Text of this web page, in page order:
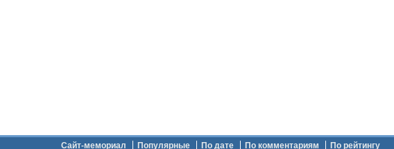
Сайт-мемориал Популярные По дате По комментариям По рейтингу